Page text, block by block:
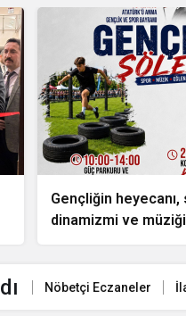
Gençliğin heyecanı,
dinamizmi ve
Nöbetçi Eczaneler